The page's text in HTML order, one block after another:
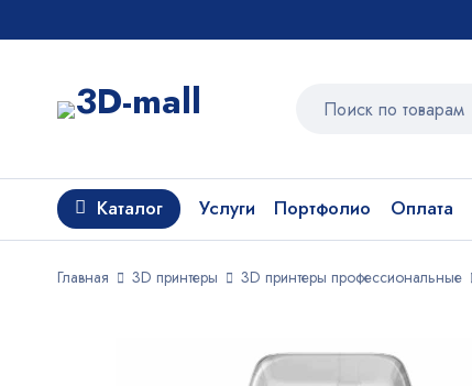
Каталог Услуги Портфолио Оплата
Главная 3D принтеры 3D принтеры профессиональные